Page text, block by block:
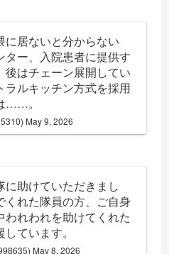
に居ないと分からない
ター、入院患者に提供す
後はチェーン展開してい
ラルキッチン方式を採用
……。
May 9, 2026
助けていただきまし
くれた隊員の方、ご自身
われわれを助けてくれた
ています。
May 8, 2026